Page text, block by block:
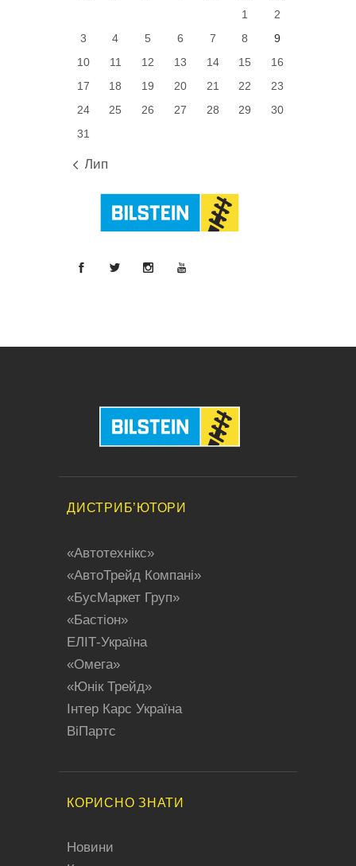
1
2
3
4 5 6 7 8
9
10
11 12 13 14 15
16
17
18 19 20 21 22
23
24
25 26 27 28 29
30
31
« Лип
ДИСТРИБ’ЮТОРИ
«Aвтотехнікс»
«АвтоТрейд Компані»
«БусMaркет Груп»
«Бастіон»
ЕЛІТ-Україна
«Oмега»
«Юнік Трейд»
Iнтер Карс Україна
BiПартс
КОРИСНО ЗНАТИ
Новини